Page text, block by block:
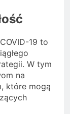
19 to
W tym
na
które mogą